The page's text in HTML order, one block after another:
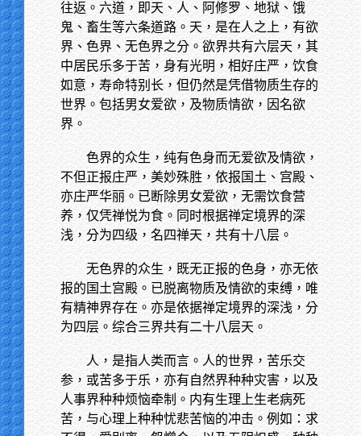
往返。六道，即天、人、阿修罗、地狱、饿
鬼、畜生等六条道路。天，是在人之上，有欲
界、色界、无色界之分。欲界共有六层天，其
中居民乐多于苦，身有光明，相好庄严，饮食
如意，寿命特别长，但仍然是凭借物质生存的
世界。包括男女爱欲，及物质情欲，因名欲
界。
色界的众生，纯有色身而无爱欲及情欲，
不但正报庄严，美妙殊胜，依报国土、宫殿、
亦庄严华丽。已断除男女爱欲，无需饮食营
养，仅凭禅悦为食。同时根据禅定境界的深
浅，分为四级，名四禅天，共有十八层。
无色界的众生，既无正报的色身，亦无依
报的国土宫殿。已脱离物质及情欲的束缚，唯
有精神界存在。亦是依据禅定境界的深浅，分
为四层。综合三界共有二十八层天。
人，是指人类而言。人的世界，苦乐交
参，或苦多于乐，亦有自然界种种灾害，以及
人事界种种烦恼牵制。内有生理上生老病死
苦，与心理上种种忧悲苦恼的冲击。例如：求